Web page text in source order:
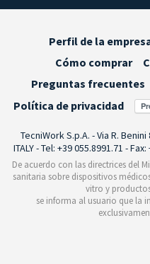
Perfil de la
Cómo comprar
Preguntas frecuentes
Política de privacidad
TecniWork S.p.A. - Via R.
ITALY - Tel: +39 055.8991.71 -
De acuerdo con las directrices del
sanitaria sobre dispositivos
vitro y
se informa al usuario que la